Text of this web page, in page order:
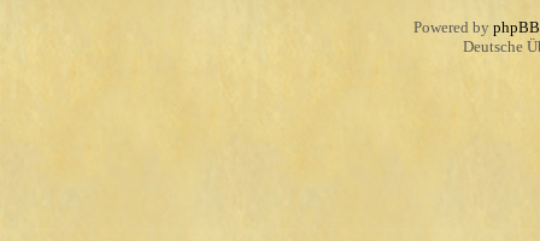
Powered by phpBB
Deutsche